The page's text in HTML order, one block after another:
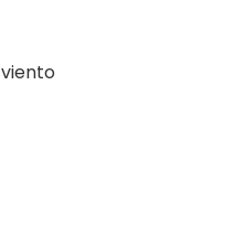
viento